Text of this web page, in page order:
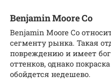
Benjamin Moore Co
Benjamin Moore Со
сегменту рынка. Такая
повреждению и имеет
оттенков, однако
обойдется недешево.